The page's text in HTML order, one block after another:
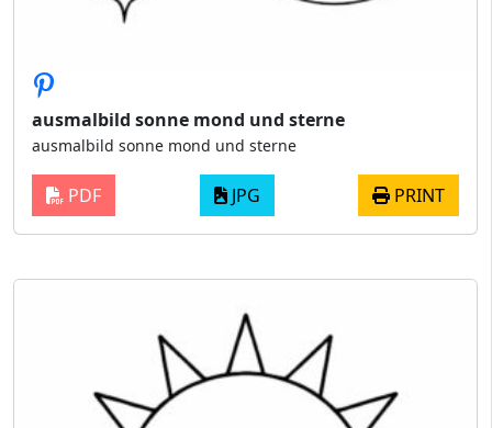
ausmalbild sonne mond und sterne
ausmalbild sonne mond und sterne
PDF JPG PRINT